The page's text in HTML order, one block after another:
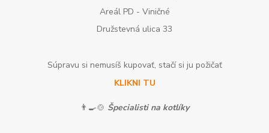
Areál PD - Viničné
Družstevná ulica 33
Súpravu si nemusíš kupovať, stačí si ju požičať
KLIKNI TU
👨‍🍳🍲 Špecialisti na kotlíky